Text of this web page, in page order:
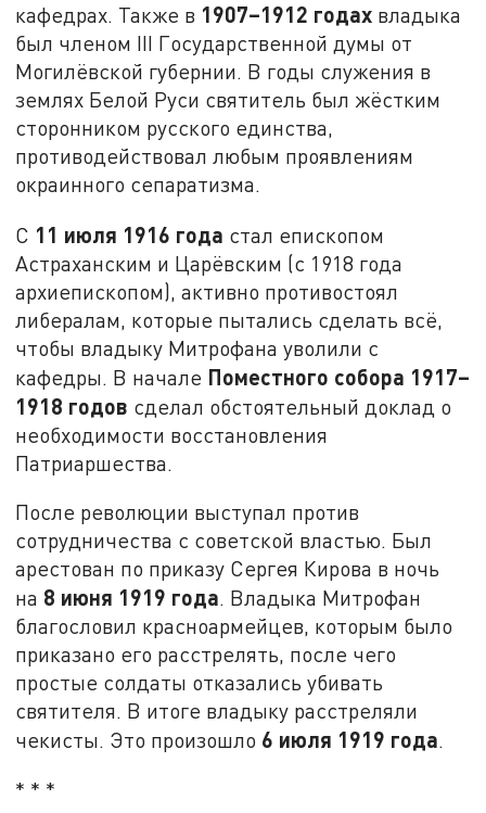
кафедрах. Также в 1907–1912 годах владыка
был членом III Государственной думы от
Могилёвской губернии. В годы служения в
землях Белой Руси святитель был жёстким
сторонником русского единства,
противодействовал любым проявлениям
окраинного сепаратизма.
С 11 июля 1916 года стал епископом
Астраханским и Царёвским (с 1918 года
архиепископом), активно противостоял
либералам, которые пытались сделать всё,
чтобы владыку Митрофана уволили с
кафедры. В начале Поместного собора 1917–
1918 годов сделал обстоятельный доклад о
необходимости восстановления
Патриаршества.
После революции выступал против
сотрудничества с советской властью. Был
арестован по приказу Сергея Кирова в ночь
на 8 июня 1919 года. Владыка Митрофан
благословил красноармейцев, которым было
приказано его расстрелять, после чего
простые солдаты отказались убивать
святителя. В итоге владыку расстреляли
чекисты. Это произошло 6 июля 1919 года.
* * *